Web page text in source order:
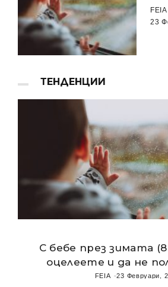
FEIA
23
ТЕНДЕНЦИИ
С бебе през зимата
оцелеете и да не
FEIA 23 Февруари,